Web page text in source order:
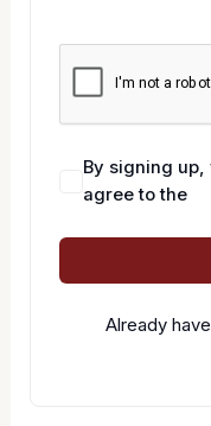
By signing up,
agree to the
Already